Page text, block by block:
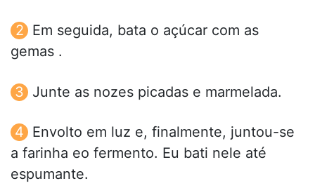
Em seguida, bata o açúcar com as
gemas .
Junte as nozes picadas e marmelada.
Envolto em luz e, finalmente, juntou-se
a farinha eo fermento. Eu bati nele até
espumante.